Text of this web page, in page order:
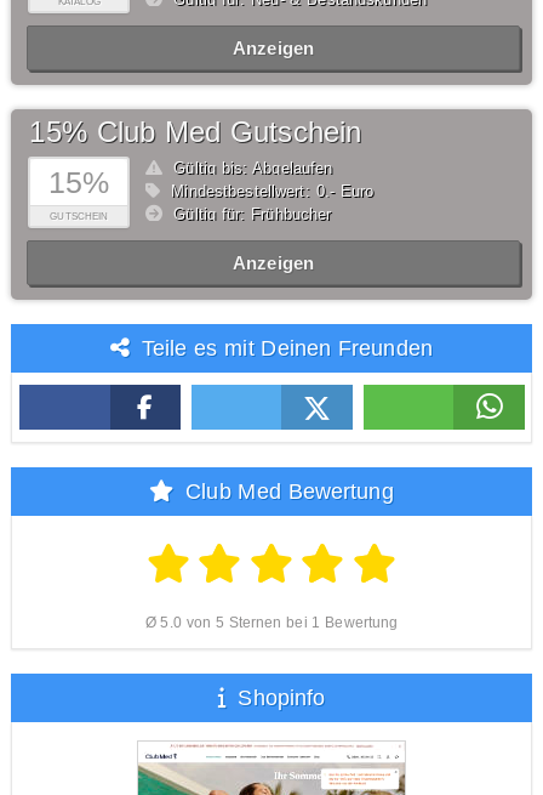
Anzeigen
15%
GUTSCHEIN
15% Club Med Gutschein
Gültig bis: Abgelaufen
Mindestbestellwert: 0,- Euro
Gültig für: Frühbucher
Anzeigen
Teile es mit Deinen Freunden
Club Med Bewertung
Ø 5.0 von 5 Sternen bei 1 Bewertung
Shopinfo